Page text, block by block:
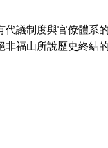
議制度與官僚體系
福山所說歷史終結